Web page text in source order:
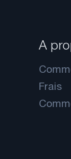
A
Frais